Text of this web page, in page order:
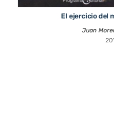
El ejercicio del
Juan